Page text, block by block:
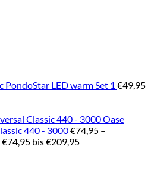
PondoStar LED warm Set 1 €49,95
Oase
440 - 3000€74,95 –
bis €209,95